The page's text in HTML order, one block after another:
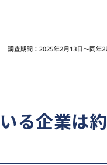
る企業は約